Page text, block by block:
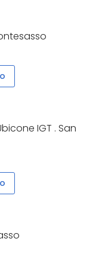
IGT . San